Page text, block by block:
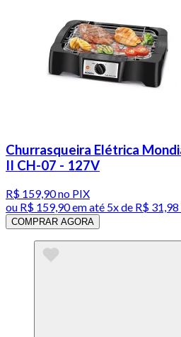
Churrasqueira Elétrica
II CH-07 - 127V
R$ 159,90no PIX
ou R$ 159,90em até 5x de R$
COMPRAR AGORA